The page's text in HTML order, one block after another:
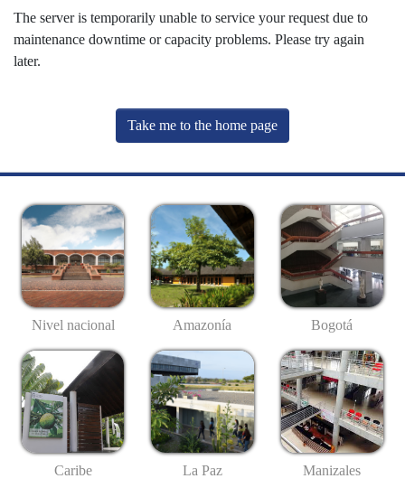
The server is temporarily unable to service your request due to
maintenance downtime or capacity problems. Please try again
later.
Take me to the home page
Nivel nacional Amazonía Bogotá
Caribe La Paz Manizales